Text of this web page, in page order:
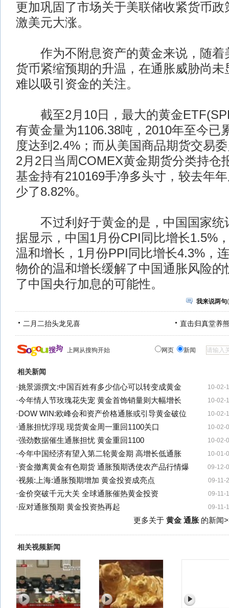
更加巩固了市场关于美联储收紧货币政
激美元大涨。
作为不附息资产的黄金来说，随着
货币紧缩预期的升温，在通胀威胁尚未
难以吸引资金的关注。
截至2月10日，最大的黄金
有黄金量为1106.38吨，2010年至今已
度达到2.4%；而从美国商品期货交易
2月2日当周COMEX黄金期货分类持仓
基金持有210169手净多头寸，较去年
少了8.82%。
不过利好于黄金的是，中国国家统
据显示，中国1月份CPI同比增长1.5%
温和增长，1月份PPI同比增长4.3%，
物价的温和增长缓解了中国通胀风险的
了中国央行加息的可能性。
我来说两句(
二月二抬头龙见喜 直击归真堂养
上网从搜狗开始 网页 新闻
相关新闻
10-02-
·姚景源撰文:中国百姓有多少信心可以转变成黄金
10-02-
·今年情人节玫瑰花失宠 黄金首饰销量则大幅增长
10-02-
·DOW WIN:欧峰会和资产价格通胀或引导黄金破位
10-02-
·通胀担忧浮现 现货黄金周一重回1100关口
10-02-
·强劲数据催生通胀担忧 黄金重回1100
10-01-
·今年中国经济有望入第二轮黄金期 高增长低通胀
09-12-
·资金撤离黄金有色期货 通胀预期诱使农产品行情爆
09-11-
·视频:上海:通胀预期增加 黄金投资成亮点
09-11-
·金价突破千元大关 全球通胀催热黄金投资
09-11-
·应对通胀预期 黄金投资热再起
更多关于 黄金 通胀的新闻
相关视频新闻